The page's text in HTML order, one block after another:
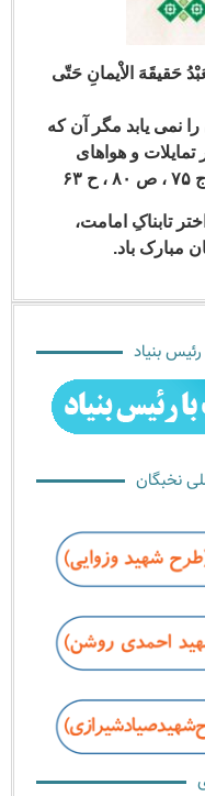
الاْیمانِ حَتّی
مگر آن که
و هواهای
امامت،
باد.